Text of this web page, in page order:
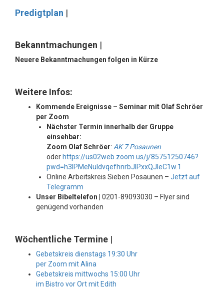
Predigtplan |
Bekanntmachungen |
Neuere Bekanntmachungen folgen in Kürze
Weitere Infos:
Kommende Ereignisse – Seminar mit Olaf Schröer
per Zoom
Nächster Termin innerhalb der Gruppe
einsehbar:
Zoom Olaf Schröer: AK 7 Posaunen
oder https://us02web.zoom.us/j/85751250746?
pwd=h3IPMeNuIdvqefhnrbJIPxxQJIeC1w.1
Online Arbeitskreis Sieben Posaunen – Jetzt auf
Telegramm
Unser Bibeltelefon |
0201-89093030 – Flyer sind
genügend vorhanden
Wöchentliche Termine |
Gebetskreis dienstags 19:30 Uhr
per Zoom mit Alina
Gebetskreis mittwochs 15:00 Uhr
im Bistro vor Ort mit Edith